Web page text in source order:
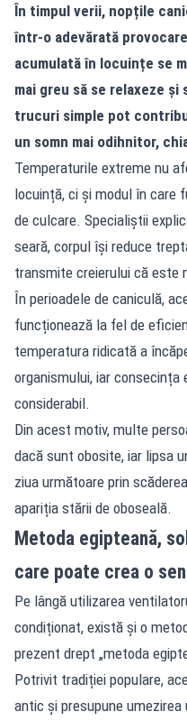
În timpul verii, nopțile
într-o adevărată
acumulată în locuințe se
mai greu să se relaxeze
trucuri simple pot
un somn mai odihnitor,
Temperaturile extreme nu
locuință, ci și modul în care
de culcare. Specialiștii
seară, corpul își reduce
transmite creierului că este
În perioadele de caniculă,
funcționează la fel de
temperatura ridicată a
organismului, iar
considerabil.
Din acest motiv, multe
dacă sunt obosite, iar lipsa
ziua următoare prin
apariția stării de oboseală.
Metoda egipteană,
care poate crea o
Pe lângă utilizarea
condiționat, există și o
prezent drept „metoda
Potrivit tradiției populare,
antic și presupune